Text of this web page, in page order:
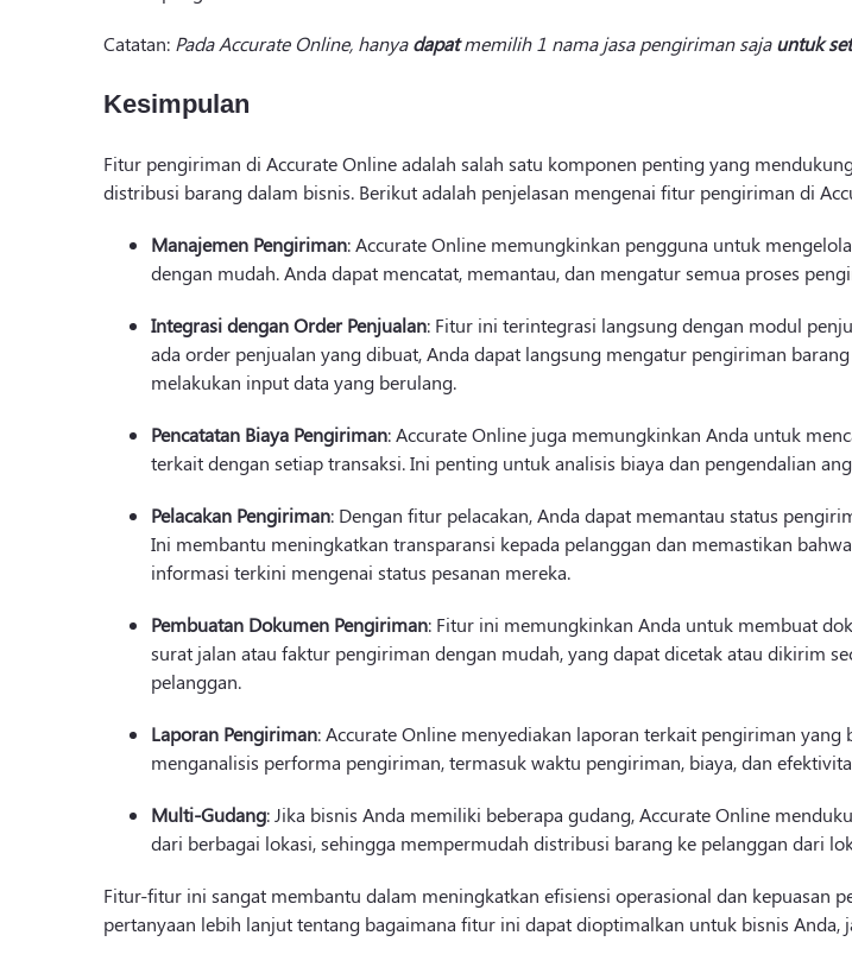
Catatan: Pada Accurate Online, hanyadapatmemilih 1 nama jasa pengiriman sajauntuk
Kesimpulan
Fitur pengiriman di Accurate Online adalah salah satu komponen penting yang
distribusi barang dalam bisnis. Berikut adalah penjelasan mengenai fitur pengiriman di
Manajemen Pengiriman: Accurate Online memungkinkan pengguna untuk
dengan mudah. Anda dapat mencatat, memantau, dan mengatur semua proses
Integrasi dengan Order Penjualan: Fitur ini terintegrasi langsung dengan modul
ada order penjualan yang dibuat, Anda dapat langsung mengatur pengiriman
melakukan input data yang berulang.
Pencatatan Biaya Pengiriman: Accurate Online juga memungkinkan Anda untuk
terkait dengan setiap transaksi. Ini penting untuk analisis biaya dan pengendalian
Pelacakan Pengiriman: Dengan fitur pelacakan, Anda dapat memantau status
Ini membantu meningkatkan transparansi kepada pelanggan dan memastikan
informasi terkini mengenai status pesanan mereka.
Pembuatan Dokumen Pengiriman: Fitur ini memungkinkan Anda untuk membuat
surat jalan atau faktur pengiriman dengan mudah, yang dapat dicetak atau dikirim
pelanggan.
Laporan Pengiriman: Accurate Online menyediakan laporan terkait pengiriman yang
menganalisis performa pengiriman, termasuk waktu pengiriman, biaya, dan
Multi-Gudang: Jika bisnis Anda memiliki beberapa gudang, Accurate Online
dari berbagai lokasi, sehingga mempermudah distribusi barang ke pelanggan dari
Fitur-fitur ini sangat membantu dalam meningkatkan efisiensi operasional dan kepuasan
pertanyaan lebih lanjut tentang bagaimana fitur ini dapat dioptimalkan untuk bisnis Anda,